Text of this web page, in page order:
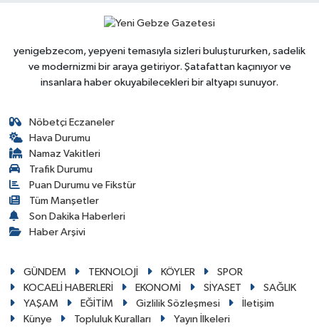
yenigebzecom, yepyeni temasıyla sizleri buluştururken, sadelik
ve modernizmi bir araya getiriyor. Şatafattan kaçınıyor ve
insanlara haber okuyabilecekleri bir altyapı sunuyor.
Nöbetçi Eczaneler
Hava Durumu
Namaz Vakitleri
Trafik Durumu
Puan Durumu ve Fikstür
Tüm Manşetler
Son Dakika Haberleri
Haber Arşivi
GÜNDEM TEKNOLOJİ KÖYLER
SPOR
KOCAELİ HABERLERİ
EKONOMİ SİYASET
SAĞLIK
YAŞAM
EĞİTİM Gizlilik Sözleşmesi
İletişim
Künye
Topluluk Kuralları Yayın İlkeleri